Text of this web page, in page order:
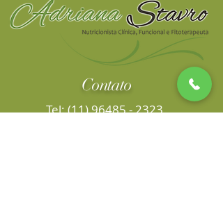
Contato
Tel:(11) 96485 - 2323